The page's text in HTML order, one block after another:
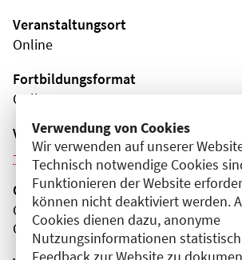
Verwendung von Cookies
Wir verwenden auf unserer
Technisch notwendige Cookies
Funktionieren der Website
können nicht deaktiviert werden.
Cookies dienen dazu, anonyme
Nutzungsinformationen
Veranstaltungsort
Online
Fortbildungsformat
Online
Veranstaltungsreihe
Weitere Veranstaltungen dieser
Organisator(en)
Charité - Universitätsmedizin Berlin
Campus Virchow-Klinikum